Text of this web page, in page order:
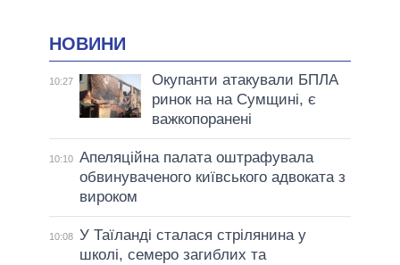
НОВИНИ
10:27
Окупанти атакували БПЛА
ринок на на Сумщині, є
важкопоранені
10:10 Апеляційна палата оштрафувала
обвинуваченого київського адвоката з
вироком
10:08 У Таїланді сталася стрілянина у
школі, семеро загиблих та